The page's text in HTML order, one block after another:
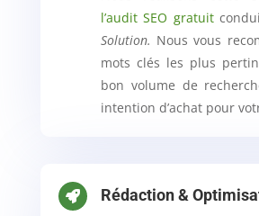
l’audit SEO gratuit
Solution. Nous vous
mots clés les plus
bon volume de
intention d’achat pour
 Rédaction &